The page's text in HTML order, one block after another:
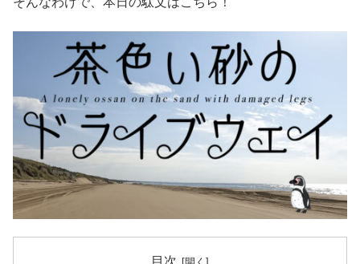
目次